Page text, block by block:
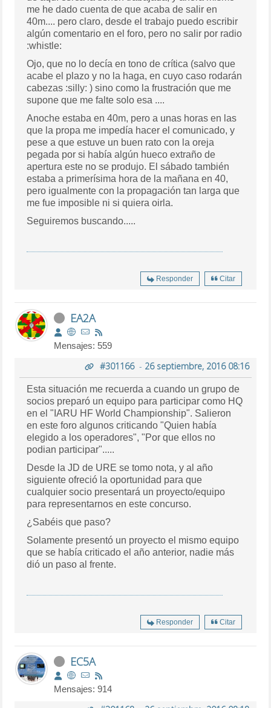
me he dado cuenta de que acaba de salir en
40m.... pero claro, desde el trabajo puedo escribir
algún comentario en el foro, pero no salir por radio
:whistle:
Ojo, que no lo decía en tono de crítica (salvo que
acabe el plazo y no la haga, en cuyo caso rodarán
cabezas :silly: ) sino como la frustración que me
supone que me falte solo esa ....
Anoche estaba en 40m, pero a unas horas en las
que la propa me impedía hacer el comunicado, y
pese a que estuve un buen rato con la oreja
pegada por si había algún hueco extraño de
apertura este no se produjo. El sábado también
estaba a primerísima hora de la mañana en 40,
pero igualmente con la propagación tan larga que
me fue imposible ni si quiera oirla.
Seguiremos buscando.....
Responder Citar
EA2A
Mensajes: 559
#301166- 26 septiembre, 2016 08:16
Esta situación me recuerda a cuando un grupo de
socios preparó un equipo para participar como HQ
en el "IARU HF World Championship". Salieron
en este foro algunos criticando "Quien había
elegido a los operadores", "Por que ellos no
podian participar".....
Desde la JD de URE se tomo nota, y al año
siguiente ofreció la oportunidad para que
cualquier socio presentará un proyecto/equipo
para representarnos en este concurso.
¿Sabéis que paso?
Solamente presentó un proyecto el mismo equipo
que se había criticado el año anterior, nadie más
dió un paso al frente.
Responder Citar
EC5A
Mensajes: 914